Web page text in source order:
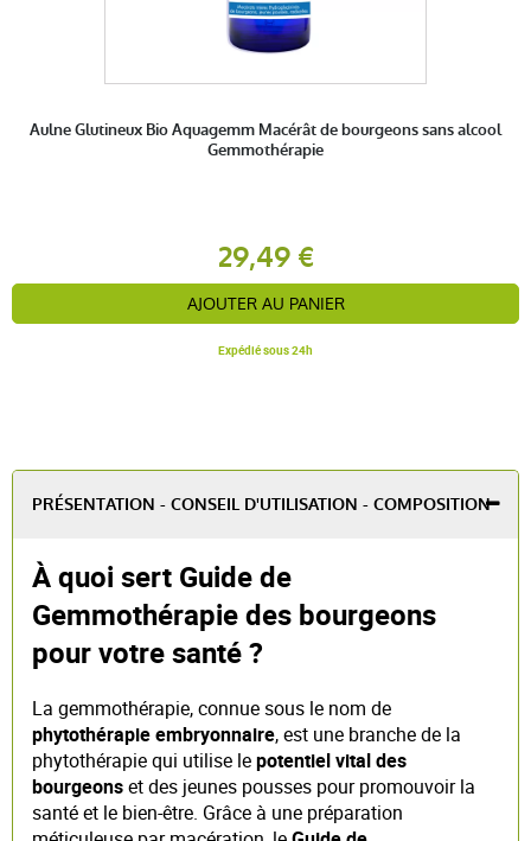
Aulne Glutineux Bio Aquagemm Macérât de bourgeons sans alcool
Gemmothérapie
29,49 €
AJOUTER AU PANIER
Expédié sous 24h
PRÉSENTATION - CONSEIL D'UTILISATION - COMPOSITION
À quoi sert Guide de
Gemmothérapie des bourgeons
pour votre santé ?
La gemmothérapie, connue sous le nom de
phytothérapie embryonnaire, est une branche de la
phytothérapie qui utilise lepotentiel vital des
bourgeonset des jeunes pousses pour promouvoir la
santé et le bien-être. Grâce à une préparation